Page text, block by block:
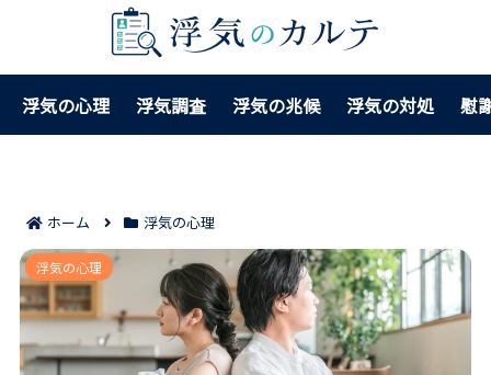
浮気の心理 浮気調査 浮気の兆候 浮気の対処 慰
ホーム 浮気の心理
既婚女性と独身男性が体の関係になる心理7つ｜本気度
とリスクの境界を冷静に見極める！
浮気の心理